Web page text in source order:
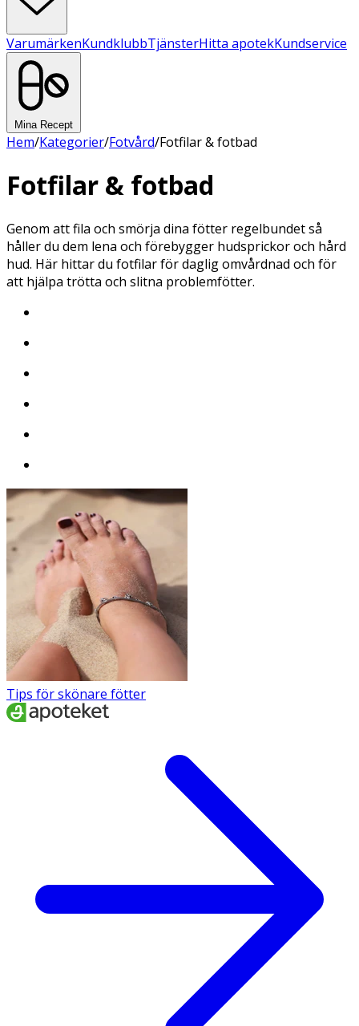
VarumärkenKundklubbTjänsterHitta apotekKundservice
Mina Recept
Hem/Kategorier/Fotvård/Fotfilar & fotbad
Fotfilar & fotbad
Genom att fila och smörja dina fötter regelbundet så
håller du dem lena och förebygger hudsprickor och hård
hud. Här hittar du fotfilar för daglig omvårdnad och för
att hjälpa trötta och slitna problemfötter.
Tips för skönare fötter